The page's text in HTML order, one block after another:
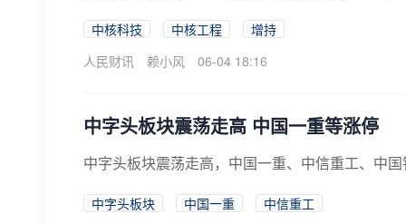
中核科技 中核工程
增持
人民财讯
赖小风 06-04 18:16
中字头板块震荡走高 中国一重等涨停
中字头板块震荡走高，中国一重、中信重工、中
中字头板块 中国一重
中信重工